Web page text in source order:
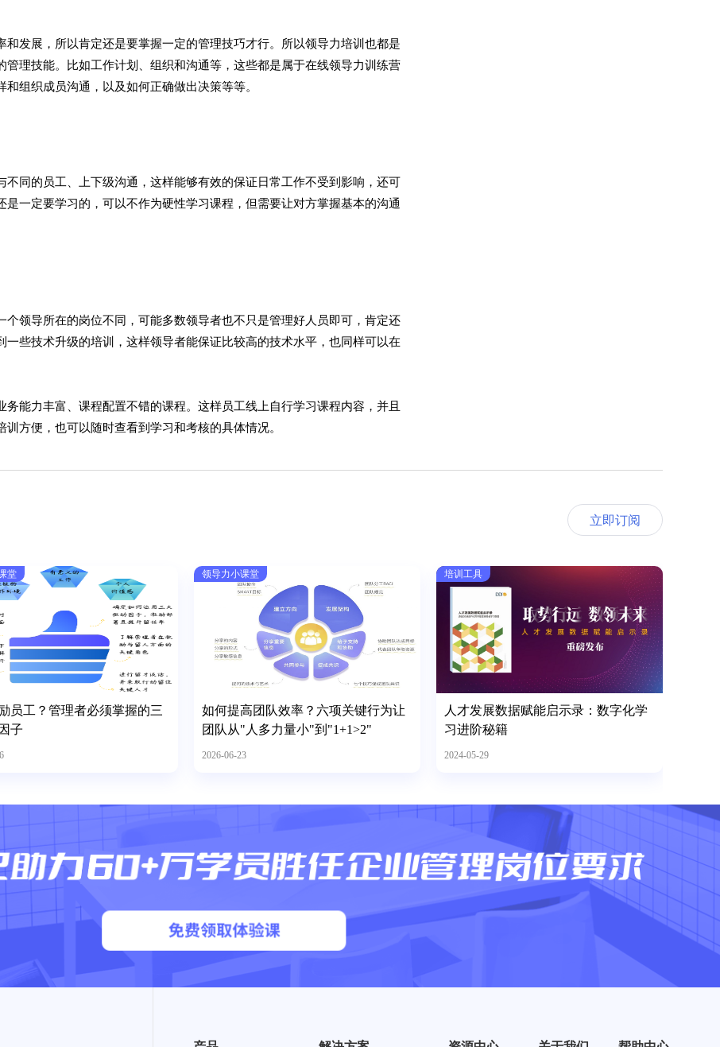
发展，所以肯定还是要掌握一定的管理技巧才行。所以领导力培训也都是
理技能。比如工作计划、组织和沟通等，这些都是属于在线领导力训练营
组织成员沟通，以及如何正确做出决策等等。
同的员工、上下级沟通，这样能够有效的保证日常工作不受到影响，还可
一定要学习的，可以不作为硬性学习课程，但需要让对方掌握基本的沟通
领导所在的岗位不同，可能多数领导者也不只是管理好人员即可，肯定还
些技术升级的培训，这样领导者能保证比较高的技术水平，也同样可以在
能力丰富、课程配置不错的课程。这样员工线上自行学习课程内容，并且
方便，也可以随时查看到学习和考核的具体情况。
立即订阅
堂
员工？管理者必须掌握的三
子
领导力小课堂
如何提高团队效率？六项关键行为让
团队从"人多力量小"到"1+1>2"
2026-06-23
培训工具
人才发展数据赋能启示录：数字化学
习进阶秘籍
2024-05-29